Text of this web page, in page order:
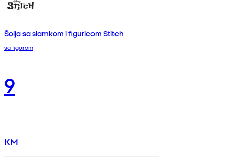
Šolja sa slamkom i figuricom Stitch
sa figurom
9
KM